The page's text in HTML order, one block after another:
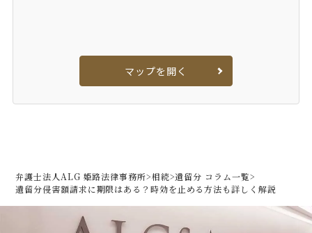
マップを開く
弁護士法人ALG 姫路法律事務所>相続>遺留分 コラム一覧>
遺留分侵害額請求に期限はある？時効を止める方法も詳しく解説